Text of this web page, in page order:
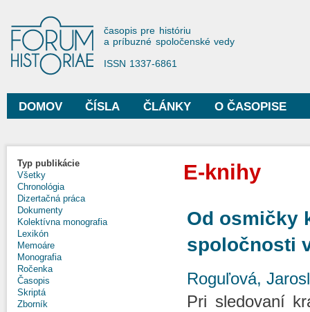
Forum Historiae
časopis pre históriu
a príbuzné spoločenské vedy
ISSN 1337-6861
Hlavné menu
DOMOV ČÍSLA ČLÁNKY O ČASOPISE
Typ publikácie
Všetky
Chronológia
Dizertačná práca
Dokumenty
Kolektívna monografia
Lexikón
Memoáre
Monografia
Ročenka
Časopis
Skriptá
Zborník
E-knihy
Od osmičky
spoločnosti
Roguľová,
Pri sledovaní